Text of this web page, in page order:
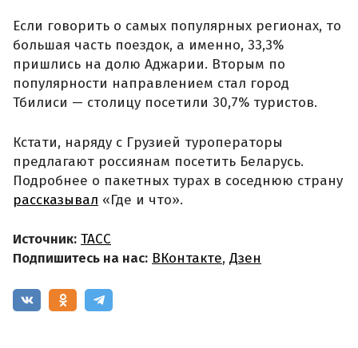
Если говорить о самых популярных регионах, то
большая часть поездок, а именно, 33,3%
пришлись на долю Аджарии. Вторым по
популярности направлением стал город
Тбилиси — столицу посетили 30,7% туристов.
Кстати, наряду с Грузией туроператоры
предлагают россиянам посетить Беларусь.
Подробнее о пакетных турах в соседнюю страну
рассказывал «Где и что».
Источник: ТАСС
Подпишитесь на нас: ВКонтакте, Дзен